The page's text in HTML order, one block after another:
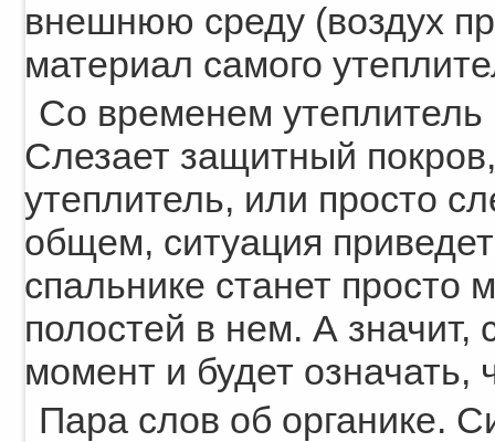
внешнюю среду (воздух
материал самого
Со временем утеплитель
Слезает защитный
утеплитель, или просто
общем, ситуация
спальнике станет просто
полостей в нем. А значит,
момент и будет означать,
Пара слов об органике.